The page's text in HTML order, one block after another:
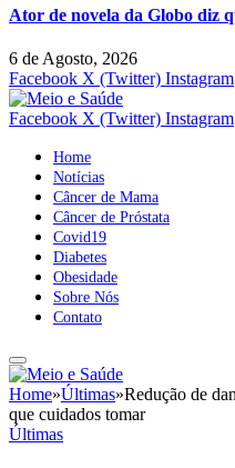
Ator de novela da Globo diz
6 de Agosto, 2026
Facebook X (Twitter) Instagram
Facebook X (Twitter) Instagram
Home
Notícias
Câncer de Mama
Câncer de Próstata
Covid19
Diabetes
Obesidade
Sobre Nós
Contato
Home»Últimas»Redução de
que cuidados tomar
Últimas